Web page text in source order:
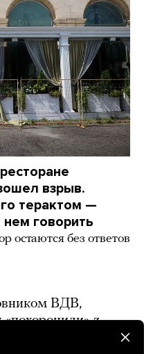
взрыв.
терактом —
нем говорить
остаются без ответов
ВДВ,
z-